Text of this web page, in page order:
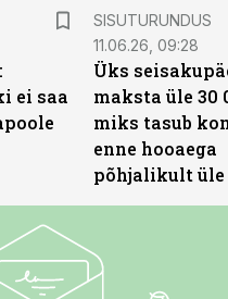
ei saa
SISUTURUNDUS
11.06.26, 09:28
Üks
maksta üle 30
miks tasub
enne hooaega
põhjalikult üle